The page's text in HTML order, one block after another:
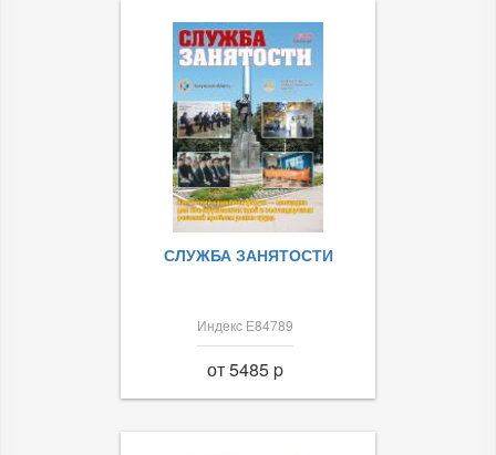
СЛУЖБА ЗАНЯТОСТИ
Индекс Е84789
от 5485 p